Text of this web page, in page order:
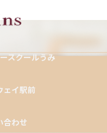
スクールうみ
ェイ駅前
合わせ